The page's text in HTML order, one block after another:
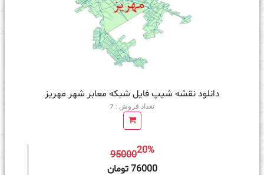
دانلود نقشه شیپ فایل شبکه معابر شهر مهریز
تعداد فروش : 7
9500020%
76000 تومان